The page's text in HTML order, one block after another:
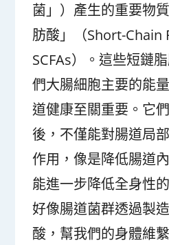
菌」）產生的重要物
肪酸」（Short-Chain
SCFAs）。這些短鏈
們大腸細胞主要的能
道健康至關重要。它
後，不僅能對腸道局
作用，像是降低腸道
能進一步降低全身性
好像腸道菌群透過製
酸，幫我們的身體維